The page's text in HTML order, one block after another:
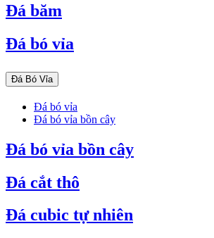
Đá băm
Đá bó vỉa
Đá Bó Vỉa
Đá bó vỉa
Đá bó vỉa bồn cây
Đá bó vỉa bồn cây
Đá cắt thô
Đá cubic tự nhiên